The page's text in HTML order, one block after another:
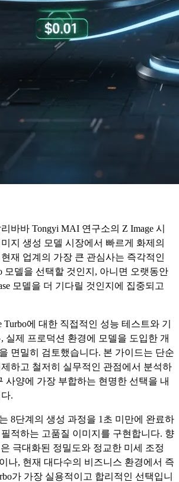
바바 Tongyi MAI 연구소의 Z Image 시
지 생성 모델 시장에서 빠르게 화제의
재 업계의 가장 큰 관심사는 즉각적인
모델을 선택할 것인지, 아니면 오랫동안
모델을 더 기다릴 것인지에 집중되고
Turbo에 대한 직접적인 성능 테스트와 기
실제 프로덕션 환경에 모델을 도입한 개
면밀히 검토했습니다. 본 가이드는 단순
하고 철저히 실무적인 관점에서 분석하
사양에 가장 부합하는 현명한 선택을 내
.
는 8단계의 생성 과정을 1초 미만에 완료하
적하는 고품질 이미지를 구현합니다. 향
극대화된 정밀도와 정교한 미세 조정
나, 현재 대다수의 비즈니스 환경에서 즉
가 가장 실용적이고 합리적인 선택입니